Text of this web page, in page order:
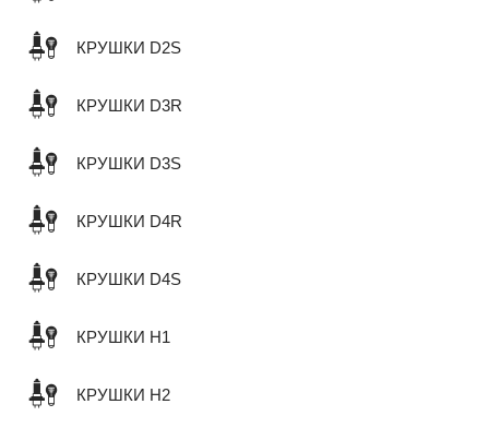
КРУШКИ D2S
КРУШКИ D3R
КРУШКИ D3S
КРУШКИ D4R
КРУШКИ D4S
КРУШКИ H1
КРУШКИ H2